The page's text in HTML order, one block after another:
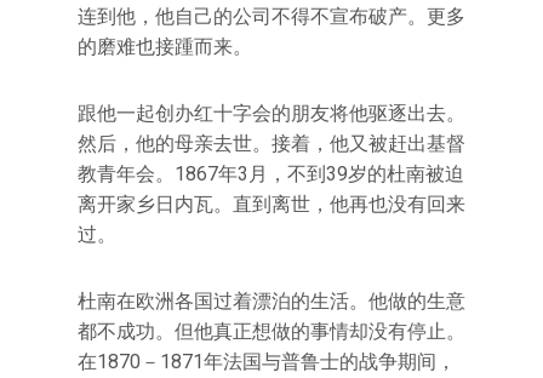
连到他，他自己的公司不得不宣布破产。更多
的磨难也接踵而来。
跟他一起创办红十字会的朋友将他驱逐出去。
然后，他的母亲去世。接着，他又被赶出基督
教青年会。1867年3月，不到39岁的杜南被迫
离开家乡日内瓦。直到离世，他再也没有回来
过。
杜南在欧洲各国过着漂泊的生活。他做的生意
都不成功。但他真正想做的事情却没有停止。
在1870－1871年法国与普鲁士的战争期间，